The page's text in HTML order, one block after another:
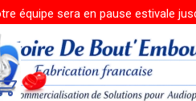
équipe sera en pause estivale